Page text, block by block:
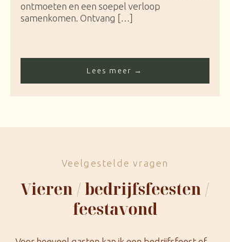
ontmoeten en een soepel verloop
samenkomen. Ontvang […]
Lees meer →
Veelgestelde vragen
Vieren / bedrijfsfeesten /
feestavond